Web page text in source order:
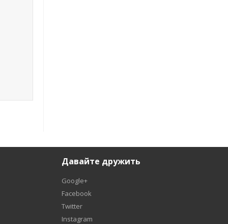
Давайте дружить
Google+
Facebook
Twitter
Instagram